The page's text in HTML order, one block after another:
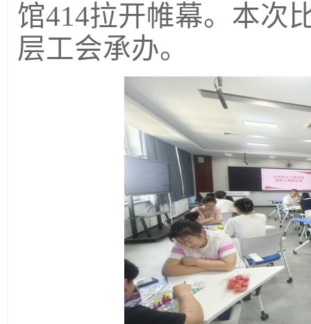
馆414拉开帷幕。本次
层工会承办。